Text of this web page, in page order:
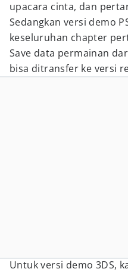
upacara cinta, dan
Sedangkan versi demo
keseluruhan chapter
Save data permainan
bisa ditransfer ke versi
Untuk versi demo 3DS,